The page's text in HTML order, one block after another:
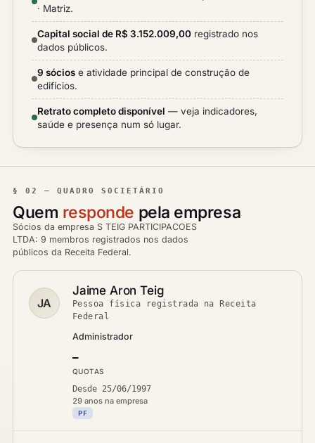
· Matriz.
Capital social de R$ 3.152.009,00 registrado nos
dados públicos.
9 sócios e atividade principal de construção de
edifícios.
Retrato completo disponível — veja indicadores,
saúde e presença num só lugar.
§ 02 — QUADRO SOCIETÁRIO
Quem responde pela empresa
Sócios da empresa S TEIG PARTICIPACOES
LTDA: 9 membros registrados nos dados
públicos da Receita Federal.
JA
Jaime Aron Teig
Pessoa física registrada na Receita
Federal
Administrador
—
QUOTAS
Desde 25/06/1997
29 anos na empresa
PF